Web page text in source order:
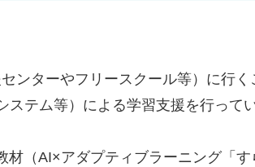
ンターやフリースクール等）に行
ステム等）による学習支援を行って
（AI×アダプティブラーニング「す